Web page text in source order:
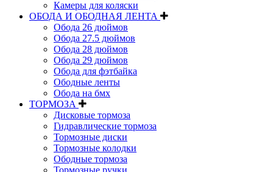
Камеры для коляски
ОБОДА И ОБОДНАЯ ЛЕНТА
Обода 26 дюймов
Обода 27.5 дюймов
Обода 28 дюймов
Обода 29 дюймов
Обода для фэтбайка
Ободные ленты
Обода на бмх
ТОРМОЗА
Дисковые тормоза
Гидравлические тормоза
Тормозные диски
Тормозные колодки
Ободные тормоза
Тормозные ручки